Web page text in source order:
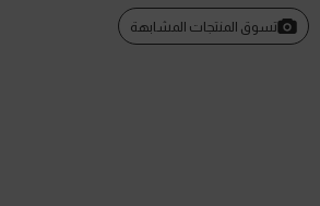
تسوق المنتجات المشابهة